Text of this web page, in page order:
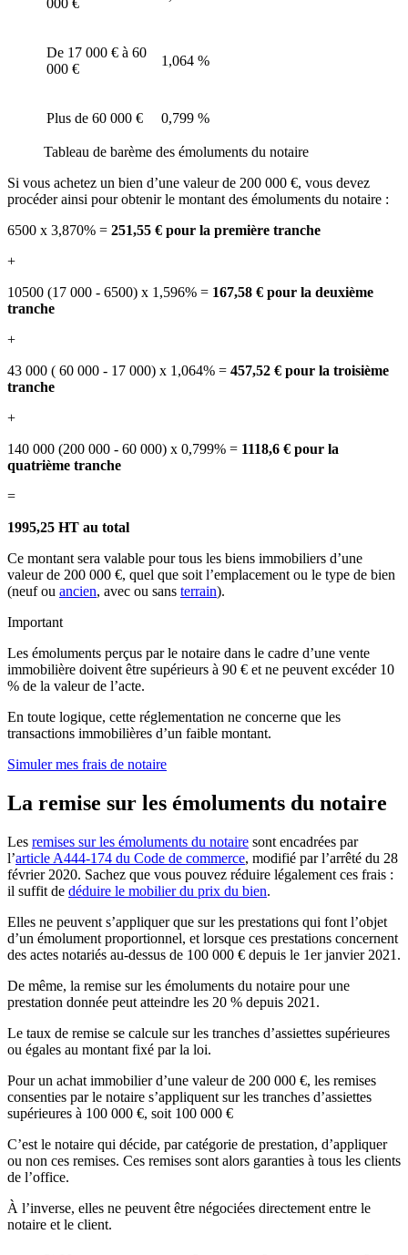
De 17 000 € à 60
000 €
1,064 %
Plus de 60 000 € 0,799 %
Tableau de barème des émoluments du notaire
Si vous achetez un bien d’une valeur de 200 000 €, vous devez
procéder ainsi pour obtenir le montant des émoluments du notaire :
6500 x 3,870% = 251,55 € pour la première tranche
+
10500 (17 000 - 6500) x 1,596% = 167,58 € pour la deuxième
tranche
+
43 000 ( 60 000 - 17 000) x 1,064% = 457,52 € pour la troisième
tranche
+
140 000 (200 000 - 60 000) x 0,799% = 1118,6 € pour la
quatrième tranche
=
1995,25 HT au total
Ce montant sera valable pour tous les biens immobiliers d’une
valeur de 200 000 €, quel que soit l’emplacement ou le type de bien
(neuf ou ancien, avec ou sans terrain).
Important
Les émoluments perçus par le notaire dans le cadre d’une vente
immobilière doivent être supérieurs à 90 € et ne peuvent excéder 10
% de la valeur de l’acte.
En toute logique, cette réglementation ne concerne que les
transactions immobilières d’un faible montant.
Simuler mes frais de notaire
La remise sur les émoluments du notaire
Les remises sur les émoluments du notaire sont encadrées par
l’article A444-174 du Code de commerce, modifié par l’arrêté du 28
février 2020. Sachez que vous pouvez réduire légalement ces frais :
il suffit de déduire le mobilier du prix du bien.
Elles ne peuvent s’appliquer que sur les prestations qui font l’objet
d’un émolument proportionnel, et lorsque ces prestations concernent
des actes notariés au-dessus de 100 000 € depuis le 1er janvier 2021.
De même, la remise sur les émoluments du notaire pour une
prestation donnée peut atteindre les 20 % depuis 2021.
Le taux de remise se calcule sur les tranches d’assiettes supérieures
ou égales au montant fixé par la loi.
Pour un achat immobilier d’une valeur de 200 000 €, les remises
consenties par le notaire s’appliquent sur les tranches d’assiettes
supérieures à 100 000 €, soit 100 000 €
C’est le notaire qui décide, par catégorie de prestation, d’appliquer
ou non ces remises. Ces remises sont alors garanties à tous les clients
de l’office.
À l’inverse, elles ne peuvent être négociées directement entre le
notaire et le client.